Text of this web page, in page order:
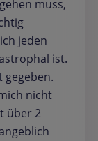
muss,
jeden
ist.
gegeben.
nicht
über 2